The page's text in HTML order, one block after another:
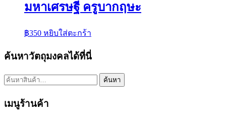
มหาเศรษฐี ครูบากฤษะ
฿350 หยิบใส่ตะกร้า
ค้นหาวัตถุมงคลได้ที่นี่
ค้นหา: ค้นหา
เมนูร้านค้า